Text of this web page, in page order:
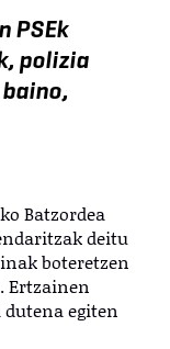
PSEk
polizia
Batzordea
deitu
boteretzen
Ertzainen
egiten